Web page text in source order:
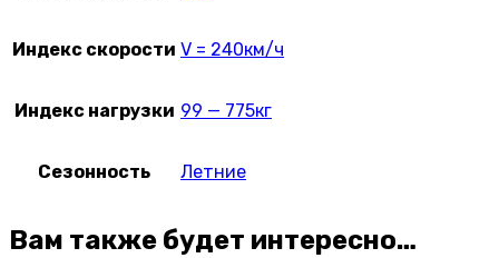
Индекс скорости V = 240км/ч
Индекс нагрузки 99 — 775кг
Сезонность Летние
Вам также будет интересно…